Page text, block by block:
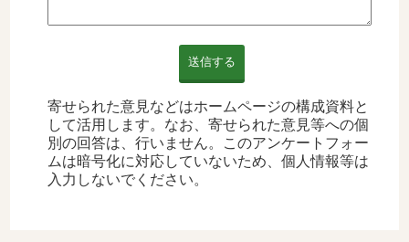
送信する
寄せられた意見などはホームページの構成資料と
して活用します。なお、寄せられた意見等への個
別の回答は、行いません。このアンケートフォー
ムは暗号化に対応していないため、個人情報等は
入力しないでください。